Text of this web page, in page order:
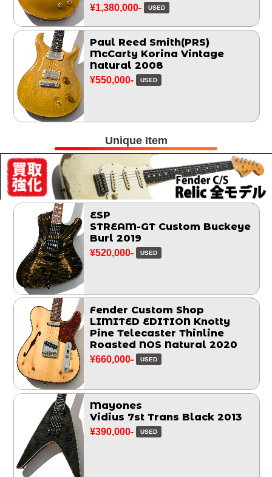
¥1,380,000- USED
Paul Reed Smith(PRS)
McCarty Korina Vintage
Natural 2008
¥550,000- USED
Unique Item
ESP
STREAM-GT Custom Buckeye
Burl 2019
¥520,000- USED
Fender Custom Shop
LIMITED EDITION Knotty
Pine Telecaster Thinline
Roasted NOS Natural 2020
¥660,000- USED
Mayones
Vidius 7st Trans Black 2013
¥390,000- USED